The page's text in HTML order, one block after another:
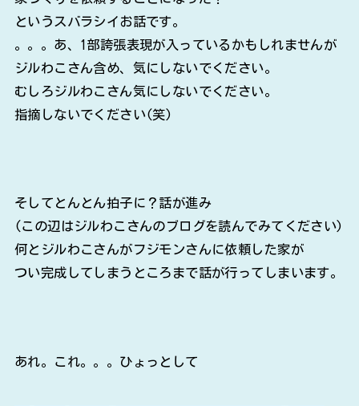
というスバラシイお話です。
。。。あ、1部誇張表現が入っているかもしれませんが
ジルわこさん含め、気にしないでください。
むしろジルわこさん気にしないでください。
指摘しないでください(笑)
そしてとんとん拍子に？話が進み
(この辺はジルわこさんのブログを読んでみてください)
何とジルわこさんがフジモンさんに依頼した家が
つい完成してしまうところまで話が行ってしまいます。
あれ。これ。。。ひょっとして